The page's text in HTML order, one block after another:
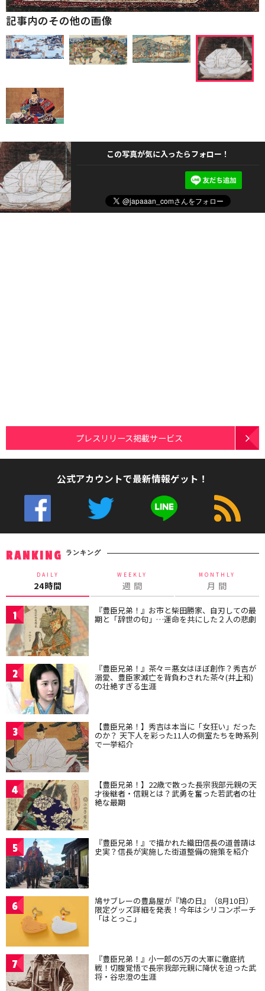
記事内のその他の画像
この写真が気に入ったらフォロー！
プレスリリース掲載サービス
公式アカウントで最新情報ゲット！
RANKING ランキング
DAILY
24時間
WEEKLY
週 間
MONTHLY
月 間
1 『豊臣兄弟！』お市と柴田勝家、自刃しての最
期と「辞世の句」…運命を共にした２人の悲劇
2 『豊臣兄弟！』茶々＝悪女はほぼ創作？秀吉が
溺愛、豊臣家滅亡を背負わされた茶々(井上和)
の壮絶すぎる生涯
3 【豊臣兄弟！】秀吉は本当に「女狂い」だった
のか？ 天下人を彩った11人の側室たちを時系列
で一挙紹介
4 【豊臣兄弟！】22歳で散った長宗我部元親の天
才後継者・信親とは？武勇を奮った若武者の壮
絶な最期
5 『豊臣兄弟！』で描かれた織田信長の道普請は
史実？信長が実施した街道整備の施策を紹介
6 鳩サブレーの豊島屋が『鳩の日』（8月10日）
限定グッズ詳細を発表！今年はシリコンポーチ
「はとっこ」
7 『豊臣兄弟！』小一郎の5万の大軍に徹底抗
戦！切腹覚悟で長宗我部元親に降伏を迫った武
将・谷忠澄の生涯